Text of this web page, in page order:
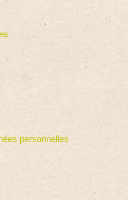
personnelles